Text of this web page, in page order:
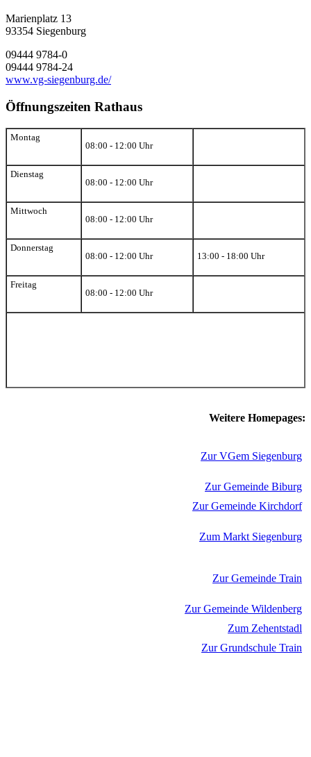
Marienplatz 13
93354 Siegenburg
09444 9784-0
09444 9784-24
www.vg-siegenburg.de/
Öffnungszeiten Rathaus
Montag
08:00 - 12:00 Uhr
Dienstag
08:00 - 12:00 Uhr
Mittwoch
08:00 - 12:00 Uhr
Donnerstag
08:00 - 12:00 Uhr
13:00 - 18:00 Uhr
Freitag
08:00 - 12:00 Uhr
Weitere Homepages:
Zur VGem Siegenburg
Zur Gemeinde Biburg
Zur Gemeinde Kirchdorf
Zum Markt Siegenburg
Zur Gemeinde Train
Zur Gemeinde Wildenberg
Zum Zehentstadl
Zur Grundschule Train